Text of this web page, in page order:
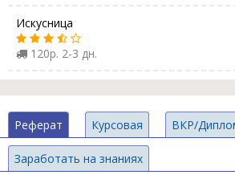
Искусница
120р. 2-3 дн.
Реферат Курсовая ВКР/
Заработать на знаниях